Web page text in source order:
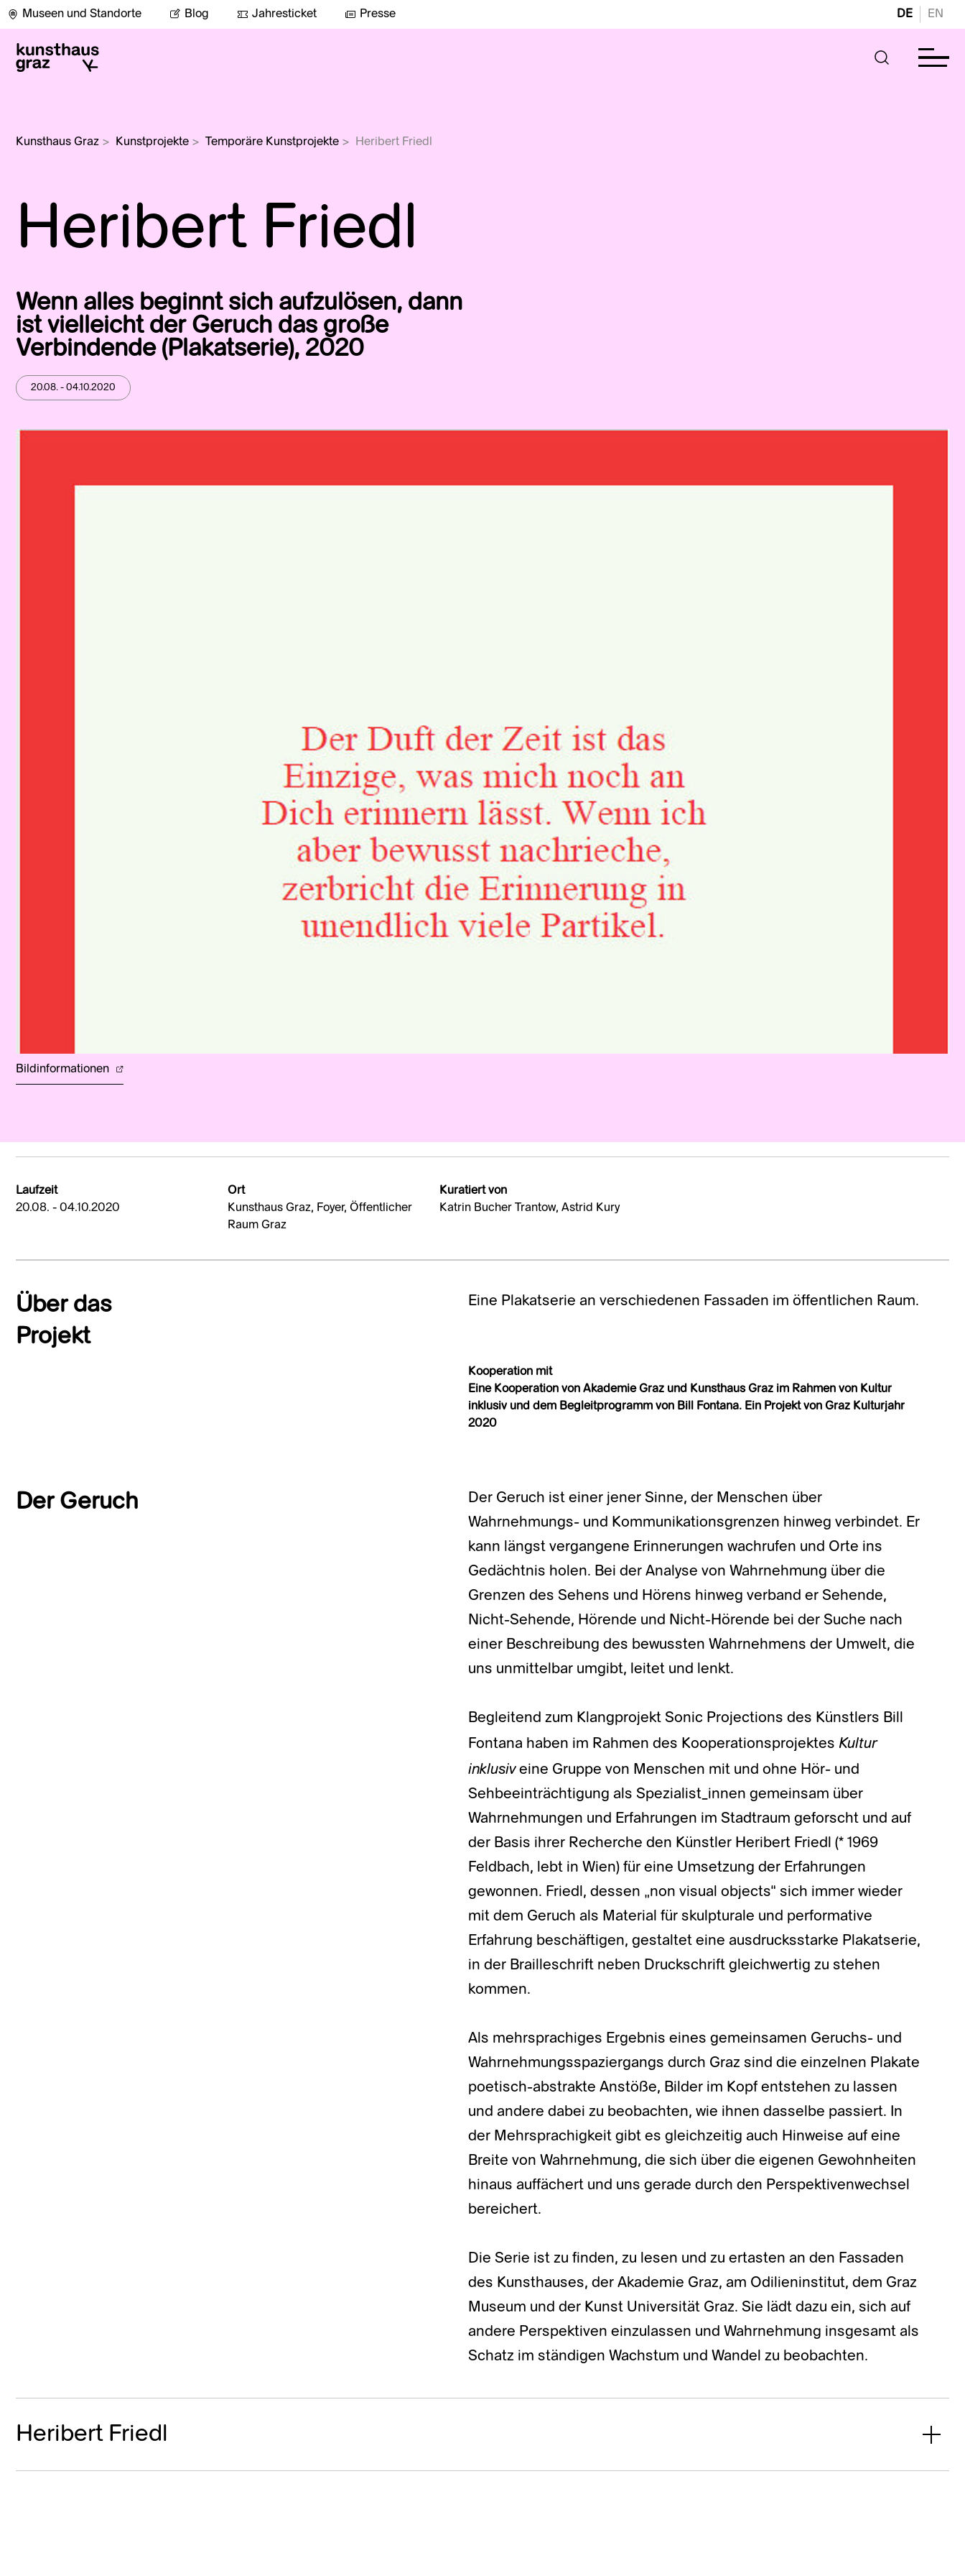
Museen und Standorte Blog Jahresticket Presse DE EN
Kunsthaus Graz > Kunstprojekte > Temporäre Kunstprojekte > Heribert Friedl
Heribert Friedl
Wenn alles beginnt sich aufzulösen, dann
ist vielleicht der Geruch das große
Verbindende (Plakatserie), 2020
20.08. - 04.10.2020
Bildinformationen
Laufzeit
20.08. - 04.10.2020
Ort
Kunsthaus Graz, Foyer, Öffentlicher
Raum Graz
Kuratiert von
Katrin Bucher Trantow, Astrid Kury
Über das
Projekt
Eine Plakatserie an verschiedenen Fassaden im öffentlichen Raum.
Kooperation mit
Eine Kooperation von Akademie Graz und Kunsthaus Graz im Rahmen von Kultur
inklusiv und dem Begleitprogramm von Bill Fontana. Ein Projekt von Graz Kulturjahr
2020
Der Geruch
Der Geruch ist einer jener Sinne, der Menschen über
Wahrnehmungs- und Kommunikationsgrenzen hinweg verbindet. Er
kann längst vergangene Erinnerungen wachrufen und Orte ins
Gedächtnis holen. Bei der Analyse von Wahrnehmung über die
Grenzen des Sehens und Hörens hinweg verband er Sehende,
Nicht-Sehende, Hörende und Nicht-Hörende bei der Suche nach
einer Beschreibung des bewussten Wahrnehmens der Umwelt, die
uns unmittelbar umgibt, leitet und lenkt.
Begleitend zum Klangprojekt Sonic Projections des Künstlers Bill
Fontana haben im Rahmen des Kooperationsprojektes Kultur
inklusiveine Gruppe von Menschen mit und ohne Hör- und
Sehbeeinträchtigung als Spezialist_innen gemeinsam über
Wahrnehmungen und Erfahrungen im Stadtraum geforscht und auf
der Basis ihrer Recherche den Künstler Heribert Friedl (* 1969
Feldbach, lebt in Wien) für eine Umsetzung der Erfahrungen
gewonnen. Friedl, dessen „non visual objects“ sich immer wieder
mit dem Geruch als Material für skulpturale und performative
Erfahrung beschäftigen, gestaltet eine ausdrucksstarke Plakatserie,
in der Brailleschrift neben Druckschrift gleichwertig zu stehen
kommen.
Als mehrsprachiges Ergebnis eines gemeinsamen Geruchs- und
Wahrnehmungsspaziergangs durch Graz sind die einzelnen Plakate
poetisch-abstrakte Anstöße, Bilder im Kopf entstehen zu lassen
und andere dabei zu beobachten, wie ihnen dasselbe passiert. In
der Mehrsprachigkeit gibt es gleichzeitig auch Hinweise auf eine
Breite von Wahrnehmung, die sich über die eigenen Gewohnheiten
hinaus auffächert und uns gerade durch den Perspektivenwechsel
bereichert.
Die Serie ist zu finden, zu lesen und zu ertasten an den Fassaden
des Kunsthauses, der Akademie Graz, am Odilieninstitut, dem Graz
Museum und der Kunst Universität Graz. Sie lädt dazu ein, sich auf
andere Perspektiven einzulassen und Wahrnehmung insgesamt als
Schatz im ständigen Wachstum und Wandel zu beobachten.
Heribert Friedl